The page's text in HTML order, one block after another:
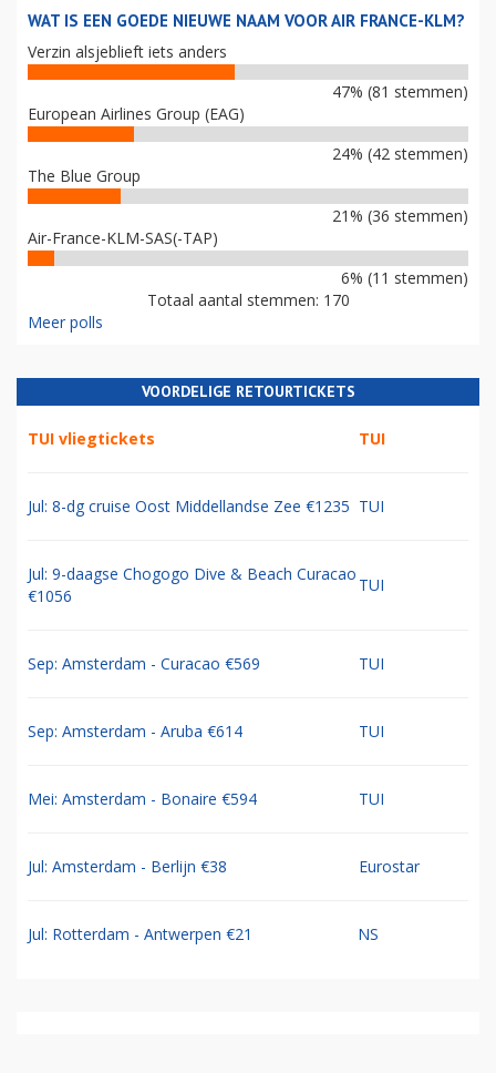
WAT IS EEN GOEDE NIEUWE NAAM VOOR AIR FRANCE-KLM?
Verzin alsjeblieft iets anders
47% (81 stemmen)
European Airlines Group (EAG)
24% (42 stemmen)
The Blue Group
21% (36 stemmen)
Air-France-KLM-SAS(-TAP)
6% (11 stemmen)
Totaal aantal stemmen: 170
Meer polls
VOORDELIGE RETOURTICKETS
TUI vliegtickets TUI
Jul: 8-dg cruise Oost Middellandse Zee €1235 TUI
Jul: 9-daagse Chogogo Dive & Beach Curacao
€1056
TUI
Sep: Amsterdam - Curacao €569 TUI
Sep: Amsterdam - Aruba €614 TUI
Mei: Amsterdam - Bonaire €594 TUI
Jul: Amsterdam - Berlijn €38 Eurostar
Jul: Rotterdam - Antwerpen €21 NS